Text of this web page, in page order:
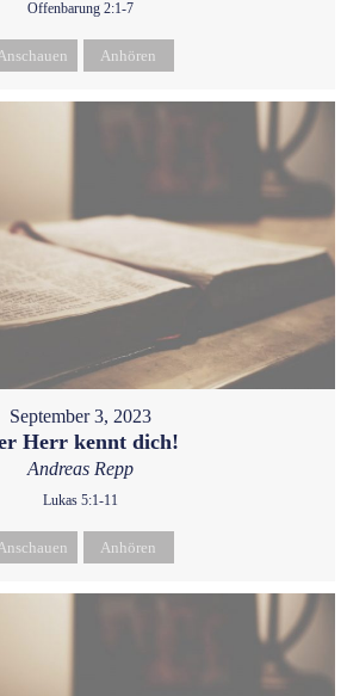
Offenbarung 2:1-7
Anhören
September 3, 2023
Herr kennt dich!
Andreas Repp
Lukas 5:1-11
Anhören